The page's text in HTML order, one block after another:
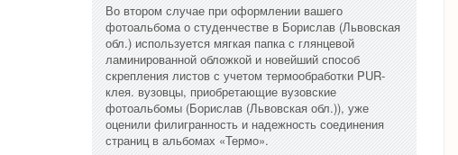
Во втором случае при оформлении вашего
фотоальбома о студенчестве в Борислав (Львовская
обл.) используется мягкая папка с глянцевой
ламинированной обложкой и новейший способ
скрепления листов с учетом термообработки PUR-
клея. вузовцы, приобретающие вузовские
фотоальбомы (Борислав (Львовская обл.)), уже
оценили филигранность и надежность соединения
страниц в альбомах «Термо».